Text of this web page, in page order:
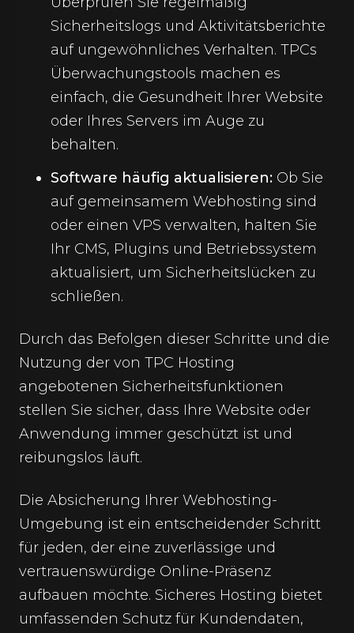
Sicherheitslogs und Aktivitätsberichte
auf ungewöhnliches Verhalten. TPCs
Überwachungstools machen es
einfach, die Gesundheit Ihrer Website
oder Ihres Servers im Auge zu
behalten.
Software häufig aktualisieren: Ob Sie
auf gemeinsamem Webhosting sind
oder einen VPS verwalten, halten Sie
Ihr CMS, Plugins und Betriebssystem
aktualisiert, um Sicherheitslücken zu
schließen.
Durch das Befolgen dieser Schritte und die
Nutzung der von TPC Hosting
angebotenen Sicherheitsfunktionen
stellen Sie sicher, dass Ihre Website oder
Anwendung immer geschützt ist und
reibungslos läuft.
Die Absicherung Ihrer Webhosting-
Umgebung ist ein entscheidender Schritt
für jeden, der eine zuverlässige und
vertrauenswürdige Online-Präsenz
aufbauen möchte. Sicheres Hosting bietet
umfassenden Schutz für Kundendaten,